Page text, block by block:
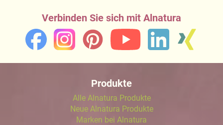
Verbinden Sie sich mit Alnatura
Produkte
Alle Alnatura Produkte
Neue Alnatura Produkte
Marken bei Alnatura